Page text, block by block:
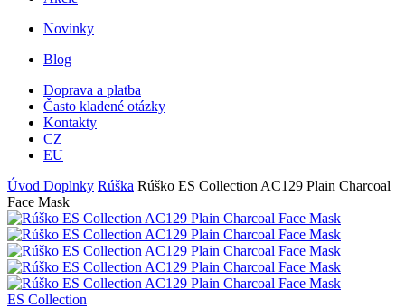
Novinky
Blog
Doprava a platba
Často kladené otázky
Kontakty
CZ
EU
Úvod Doplnky Rúška Rúško ES Collection AC129 Plain Charcoal
Face Mask
ES Collection